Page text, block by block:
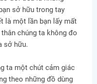
sở hữu trong tay
là một lần bạn lấy mất
chúng ta không đo
sở hữu.
ta một chút cảm giác
theo những đồ dùng